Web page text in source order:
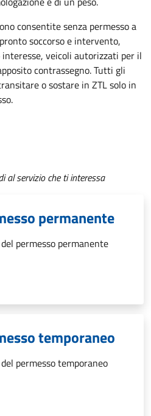
consentite senza permesso a
soccorso e intervento,
veicoli autorizzati per il
contrassegno. Tutti gli
o sostare in ZTL solo in
al servizio che ti interessa
permanente
permesso permanente
temporaneo
permesso temporaneo